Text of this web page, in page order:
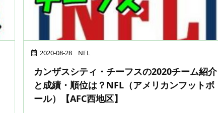
2020-08-28 NFL
カンザスシティ・チーフスの2020チーム紹介
と成績・順位は？NFL（アメリカンフットボ
ール）【AFC西地区】